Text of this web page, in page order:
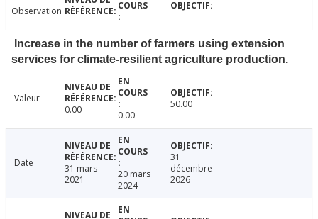
Observation
Increase in the number of farmers using extension
services for climate-resilient agriculture production.
Valeur
0.00
0.00
50.00
Date
31 mars
2021
20 mars
2024
31
décembre
2026